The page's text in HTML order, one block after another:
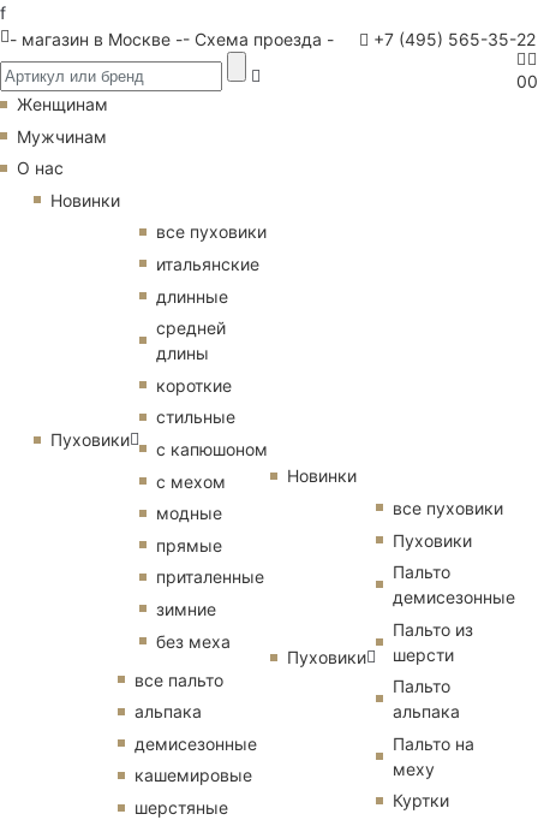
f
- магазин в Москве -- Схема проезда - +7 (495) 565-35-22
00
Женщинам
Мужчинам
О нас
Новинки
Пуховики
все пуховики
итальянские
длинные
средней
длины
короткие
стильные
с капюшоном
с мехом
модные
прямые
приталенные
зимние
без меха
все пальто
альпака
демисезонные
кашемировые
шерстяные
Новинки
Пуховики
все пуховики
Пуховики
Пальто
демисезонные
Пальто из
шерсти
Пальто
альпака
Пальто на
меху
Куртки